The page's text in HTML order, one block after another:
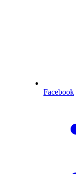
Facebook